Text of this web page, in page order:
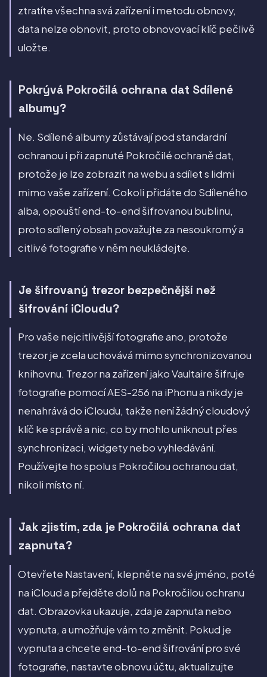
ztratíte všechna svá zařízení i metodu obnovy,
data nelze obnovit, proto obnovovací klíč pečlivě
uložte.
Pokrývá Pokročilá ochrana dat Sdílené
albumy?
Ne. Sdílené albumy zůstávají pod standardní
ochranou i při zapnuté Pokročilé ochraně dat,
protože je lze zobrazit na webu a sdílet s lidmi
mimo vaše zařízení. Cokoli přidáte do Sdíleného
alba, opouští end-to-end šifrovanou bublinu,
proto sdílený obsah považujte za nesoukromý a
citlivé fotografie v něm neukládejte.
Je šifrovaný trezor bezpečnější než
šifrování iCloudu?
Pro vaše nejcitlivější fotografie ano, protože
trezor je zcela uchovává mimo synchronizovanou
knihovnu. Trezor na zařízení jako Vaultaire šifruje
fotografie pomocí AES-256 na iPhonu a nikdy je
nenahrává do iCloudu, takže není žádný cloudový
klíč ke správě a nic, co by mohlo uniknout přes
synchronizaci, widgety nebo vyhledávání.
Používejte ho spolu s Pokročilou ochranou dat,
nikoli místo ní.
Jak zjistím, zda je Pokročilá ochrana dat
zapnuta?
Otevřete Nastavení, klepněte na své jméno, poté
na iCloud a přejděte dolů na Pokročilou ochranu
dat. Obrazovka ukazuje, zda je zapnuta nebo
vypnuta, a umožňuje vám to změnit. Pokud je
vypnuta a chcete end-to-end šifrování pro své
fotografie, nastavte obnovu účtu, aktualizujte